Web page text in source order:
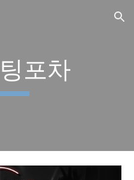
Skip to navigation
포차